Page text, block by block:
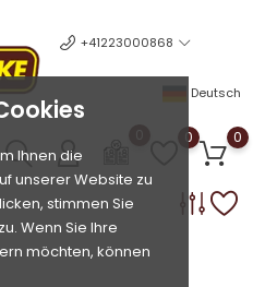
Ihnen die
unserer Website zu
stimmen Sie
Wenn Sie Ihre
möchten, können
+41223000868
Deutsch
0 0